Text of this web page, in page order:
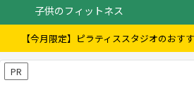
子供のフィットネス
【今月限定】ピラティススタジオのおす
PR